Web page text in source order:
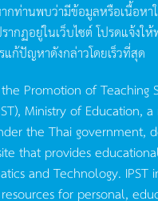
กท่านพบว่ามีข้อมูลหรือเนื้อหา
กฏอยู่ในเว็บไซต์โปรดแจ้งใ
แก้ปัญหาดังกล่าวโดยเร็วที่สุด
Promotion of Teaching
Ministry of Education,
the Thai government,
that provides
and Technology. IPST
for personal,